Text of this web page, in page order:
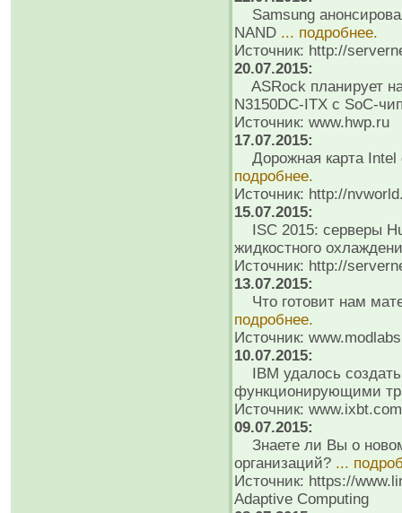
Samsung
NAND ... подробнее.
Источник: http://
20.07.2015:
ASRock планирует
N3150DC-ITX с SoC-
Источник: www.hwp.ru
17.07.2015:
Дорожная карта Intel
подробнее.
Источник: http://
15.07.2015:
ISC 2015: серверы
жидкостного
Источник: http://
13.07.2015:
Что готовит нам
подробнее.
Источник:
10.07.2015:
IBM удалось
функционирующими
Источник: www.ixbt.com
09.07.2015:
Знаете ли Вы о
организаций? ...
Источник: https://
Adaptive Computing